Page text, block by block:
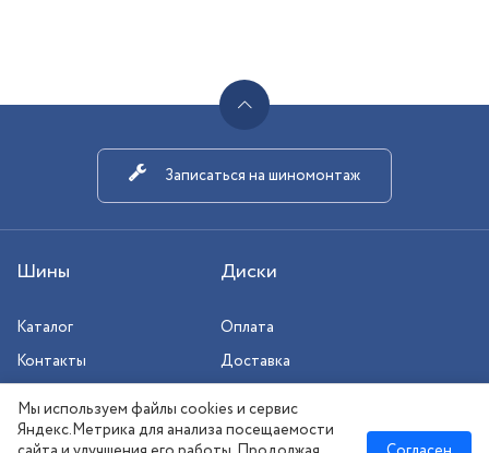
Шины Диски
Каталог
Контакты
Оплата
Доставка
Сезонное хранение
Записаться на шиномонтаж
Мы используем файлы cookies и сервис
Яндекс.Метрика для анализа посещаемости